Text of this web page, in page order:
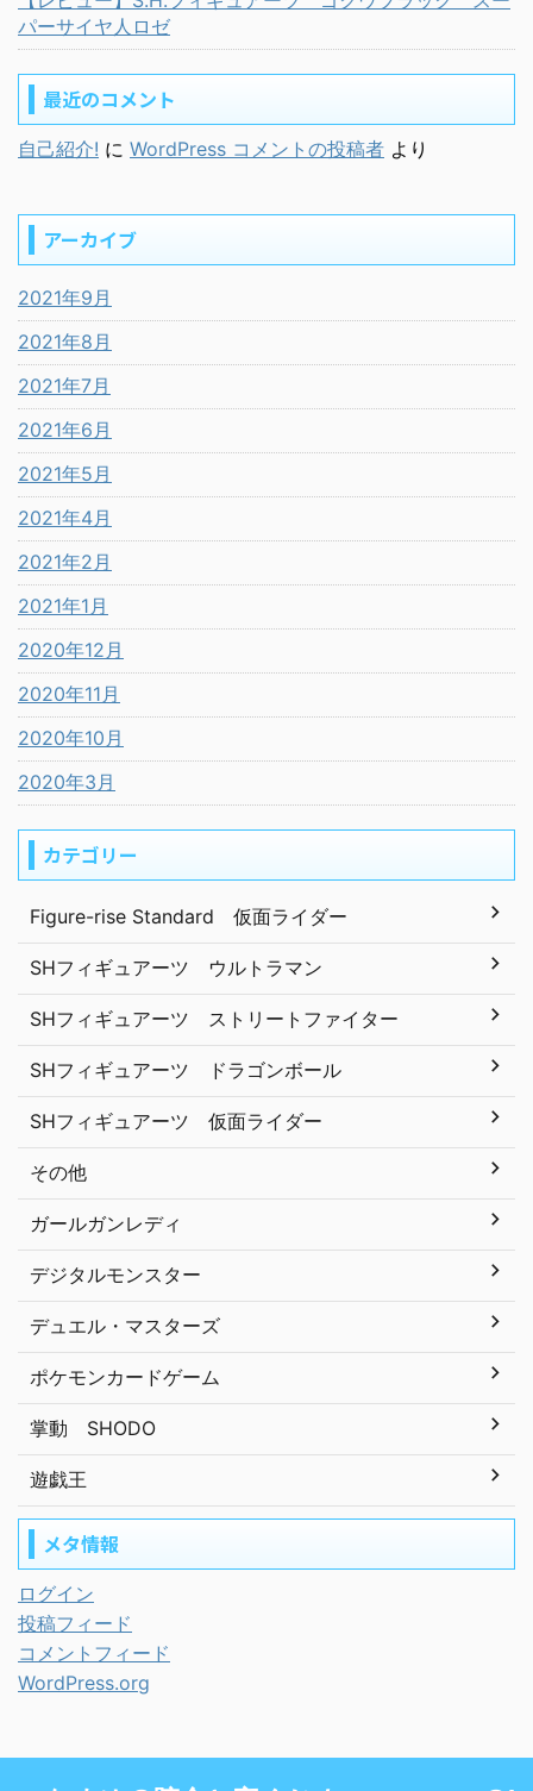
パーサイヤ人ロゼ
最近のコメント
自己紹介! に WordPress コメントの投稿者 より
アーカイブ
2021年9月
2021年8月
2021年7月
2021年6月
2021年5月
2021年4月
2021年2月
2021年1月
2020年12月
2020年11月
2020年10月
2020年3月
カテゴリー
Figure-rise Standard 仮面ライダー
SHフィギュアーツ ウルトラマン
SHフィギュアーツ ストリートファイター
SHフィギュアーツ ドラゴンボール
SHフィギュアーツ 仮面ライダー
その他
ガールガンレディ
デジタルモンスター
デュエル・マスターズ
ポケモンカードゲーム
掌動 SHODO
遊戯王
メタ情報
ログイン
投稿フィード
コメントフィード
WordPress.org